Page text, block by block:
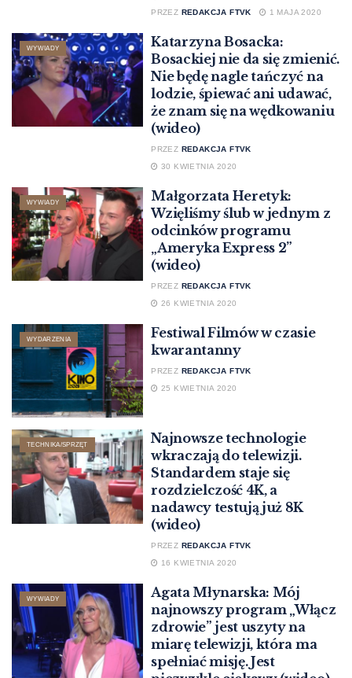
PRZEZ REDAKCJA FTVK 1 MAJA 2020
WYWIADY
Katarzyna Bosacka:
Bosackiej nie da się zmienić.
Nie będę nagle tańczyć na
lodzie, śpiewać ani udawać,
że znam się na wędkowaniu
(wideo)
PRZEZ REDAKCJA FTVK
30 KWIETNIA 2020
WYWIADY
Małgorzata Heretyk:
Wzięliśmy ślub w jednym z
odcinków programu
„Ameryka Express 2”
(wideo)
PRZEZ REDAKCJA FTVK
26 KWIETNIA 2020
WYDARZENIA
Festiwal Filmów w czasie
kwarantanny
PRZEZ REDAKCJA FTVK
25 KWIETNIA 2020
TECHNIKA/SPRZĘT
Najnowsze technologie
wkraczają do telewizji.
Standardem staje się
rozdzielczość 4K, a
nadawcy testują już 8K
(wideo)
PRZEZ REDAKCJA FTVK
16 KWIETNIA 2020
WYWIADY
Agata Młynarska: Mój
najnowszy program „Włącz
zdrowie” jest uszyty na
miarę telewizji, która ma
spełniać misję. Jest